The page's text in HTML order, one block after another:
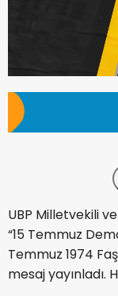
UBP Milletvekili
“15 Temmuz
Temmuz 1974
mesaj yayınladı.